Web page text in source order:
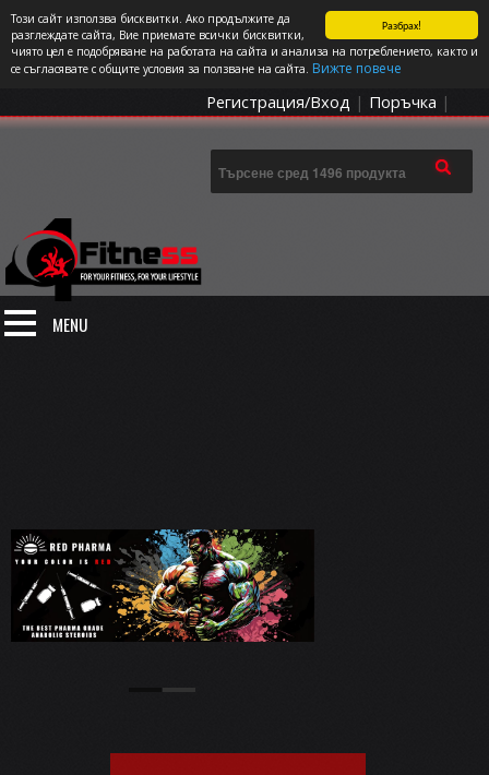
Разбрах!
Този сайт използва бисквитки. Ако продължите да
разглеждате сайта, Вие приемате всички бисквитки,
чиято цел е подобряване на работата на сайта и анализа на потреблението, както и
се съгласявате с общите условия за ползване на сайта. Вижте повече
СПОРТЪТ И ДОБАВКИТЕ КАТО НАЧИН НА ЖИВОТ
0 артикула Цена: 0.00€
Регистрация/Вход | Поръчка |
MENU